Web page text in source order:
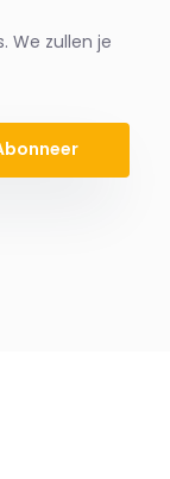
We zullen je